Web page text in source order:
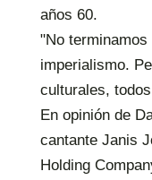
años 60.
"No
imperialismo.
culturales,
En opinión de
cantante Janis
Holding